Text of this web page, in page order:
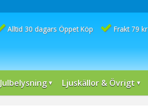
Alltid 30 dagars Öppet Köp Frakt 79 kr
Julbelysning Ljuskällor & Övrigt